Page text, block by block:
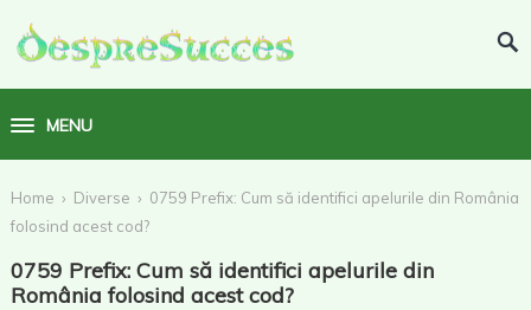
MENU
Home › Diverse › 0759 Prefix: Cum să identifici apelurile din România
folosind acest cod?
0759 Prefix: Cum să identifici apelurile din
România folosind acest cod?